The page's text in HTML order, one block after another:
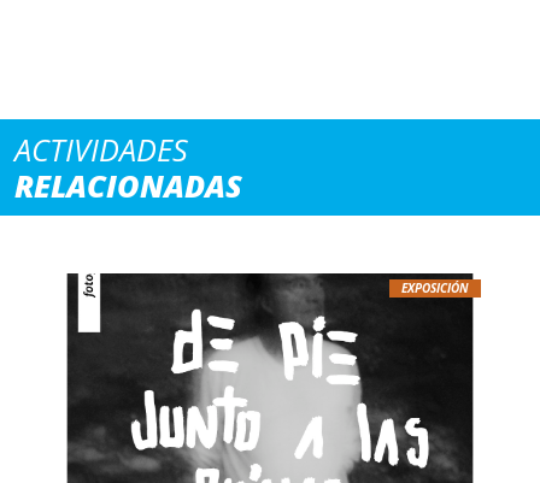
ACTIVIDADES
RELACIONADAS
EXPOSICIÓN